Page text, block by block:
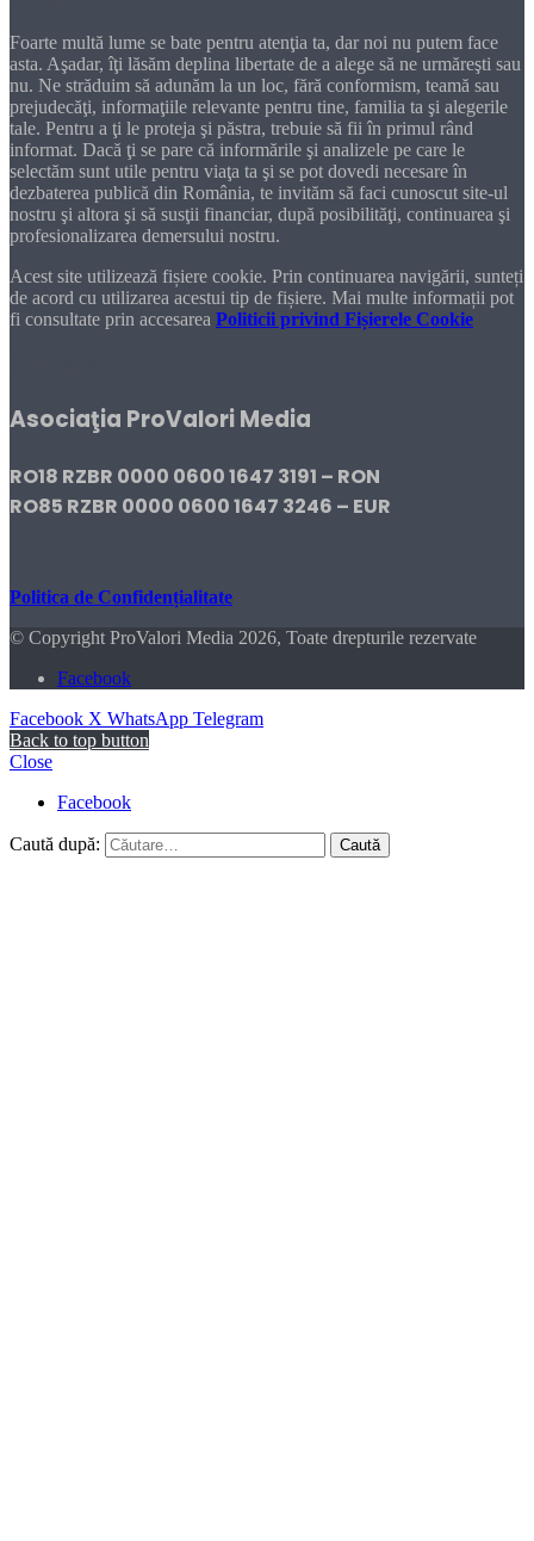
Foarte multă lume se bate pentru atenţia ta, dar noi nu putem face
asta. Aşadar, îţi lăsăm deplina libertate de a alege să ne urmăreşti sau
nu. Ne străduim să adunăm la un loc, fără conformism, teamă sau
prejudecăţi, informaţiile relevante pentru tine, familia ta şi alegerile
tale. Pentru a ţi le proteja şi păstra, trebuie să fii în primul rând
informat. Dacă ţi se pare că informările şi analizele pe care le
selectăm sunt utile pentru viaţa ta şi se pot dovedi necesare în
dezbaterea publică din România, te invităm să faci cunoscut site-ul
nostru şi altora şi să susţii financiar, după posibilităţi, continuarea şi
profesionalizarea demersului nostru.
Acest site utilizează fișiere cookie. Prin continuarea navigării, sunteți
de acord cu utilizarea acestui tip de fișiere. Mai multe informații pot
fi consultate prin accesarea Politicii privind Fișierele Cookie
Asociaţia ProValori Media
RO18 RZBR 0000 0600 1647 3191 – RON
RO85 RZBR 0000 0600 1647 3246 – EUR
Politica de Confidențialitate
© Copyright ProValori Media 2026, Toate drepturile rezervate
Facebook
Facebook X WhatsApp Telegram
Back to top button
Close
Facebook
Caută după: